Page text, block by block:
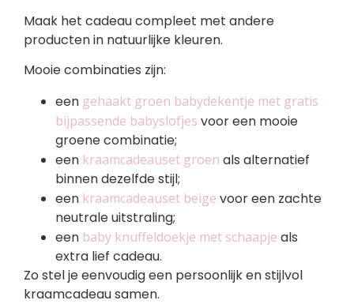
Maak het cadeau compleet met andere
producten in natuurlijke kleuren.
Mooie combinaties zijn:
een gehaakt groen babydekentje met gratis
bijpassende babyslofjes voor een mooie
groene combinatie;
een kraamcadeauset groen als alternatief
binnen dezelfde stijl;
een kraamcadeauset beige voor een zachte
neutrale uitstraling;
een baby knuffeldoekje met schaapje als
extra lief cadeau.
Zo stel je eenvoudig een persoonlijk en stijlvol
kraamcadeau samen.